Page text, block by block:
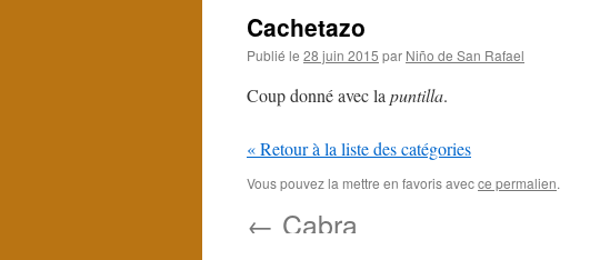
Cachetazo
Publié le 28 juin 2015 par Niño de San Rafael
Coup donné avec la puntilla.
« Retour à la liste des catégories
Vous pouvez la mettre en favoris avecce permalien.
← Cabra